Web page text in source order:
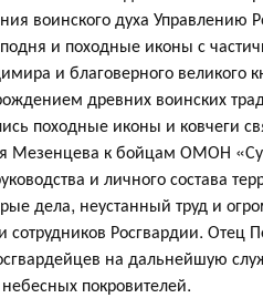
воинского духа Управлению
и походные иконы с
и благоверного великого
древних воинских
походные иконы и ковчеги
Мезенцева к бойцам ОМОН
и личного состава
дела, неустанный труд и
Росгвардии. Отец
на дальнейшую
покровителей.